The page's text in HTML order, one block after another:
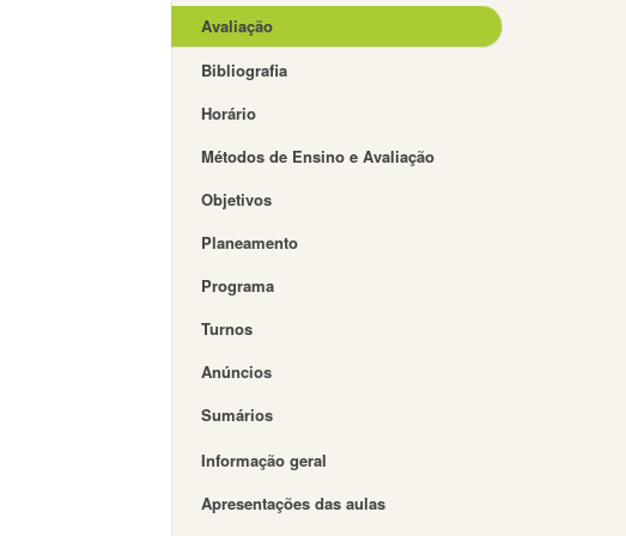
Avaliação
Bibliografia
Horário
Métodos de Ensino e Avaliação
Objetivos
Planeamento
Programa
Turnos
Anúncios
Sumários
Informação geral
Apresentações das aulas